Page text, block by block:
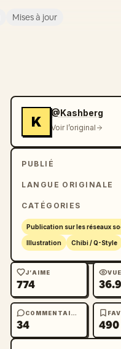
Mises à jour
K
@Kashberg
Voir l’original
PUBLIÉ
LANGUE ORIGINALE
CATÉGORIES
Publication sur les réseaux
Illustration Chibi / Q-Style
J’AIME
774
COMMENTAIRES
34 490